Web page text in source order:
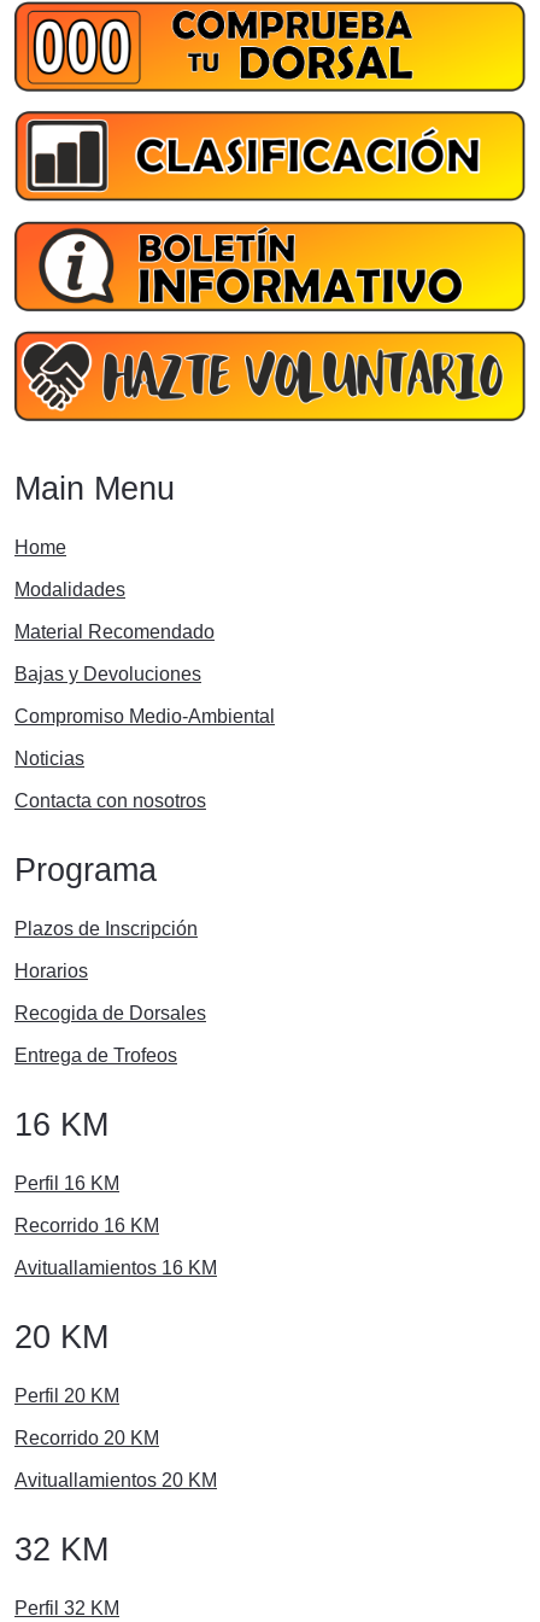
Main Menu
Home
Modalidades
Material Recomendado
Bajas y Devoluciones
Compromiso Medio-Ambiental
Noticias
Contacta con nosotros
Programa
Plazos de Inscripción
Horarios
Recogida de Dorsales
Entrega de Trofeos
16 KM
Perfil 16 KM
Recorrido 16 KM
Avituallamientos 16 KM
20 KM
Perfil 20 KM
Recorrido 20 KM
Avituallamientos 20 KM
32 KM
Perfil 32 KM